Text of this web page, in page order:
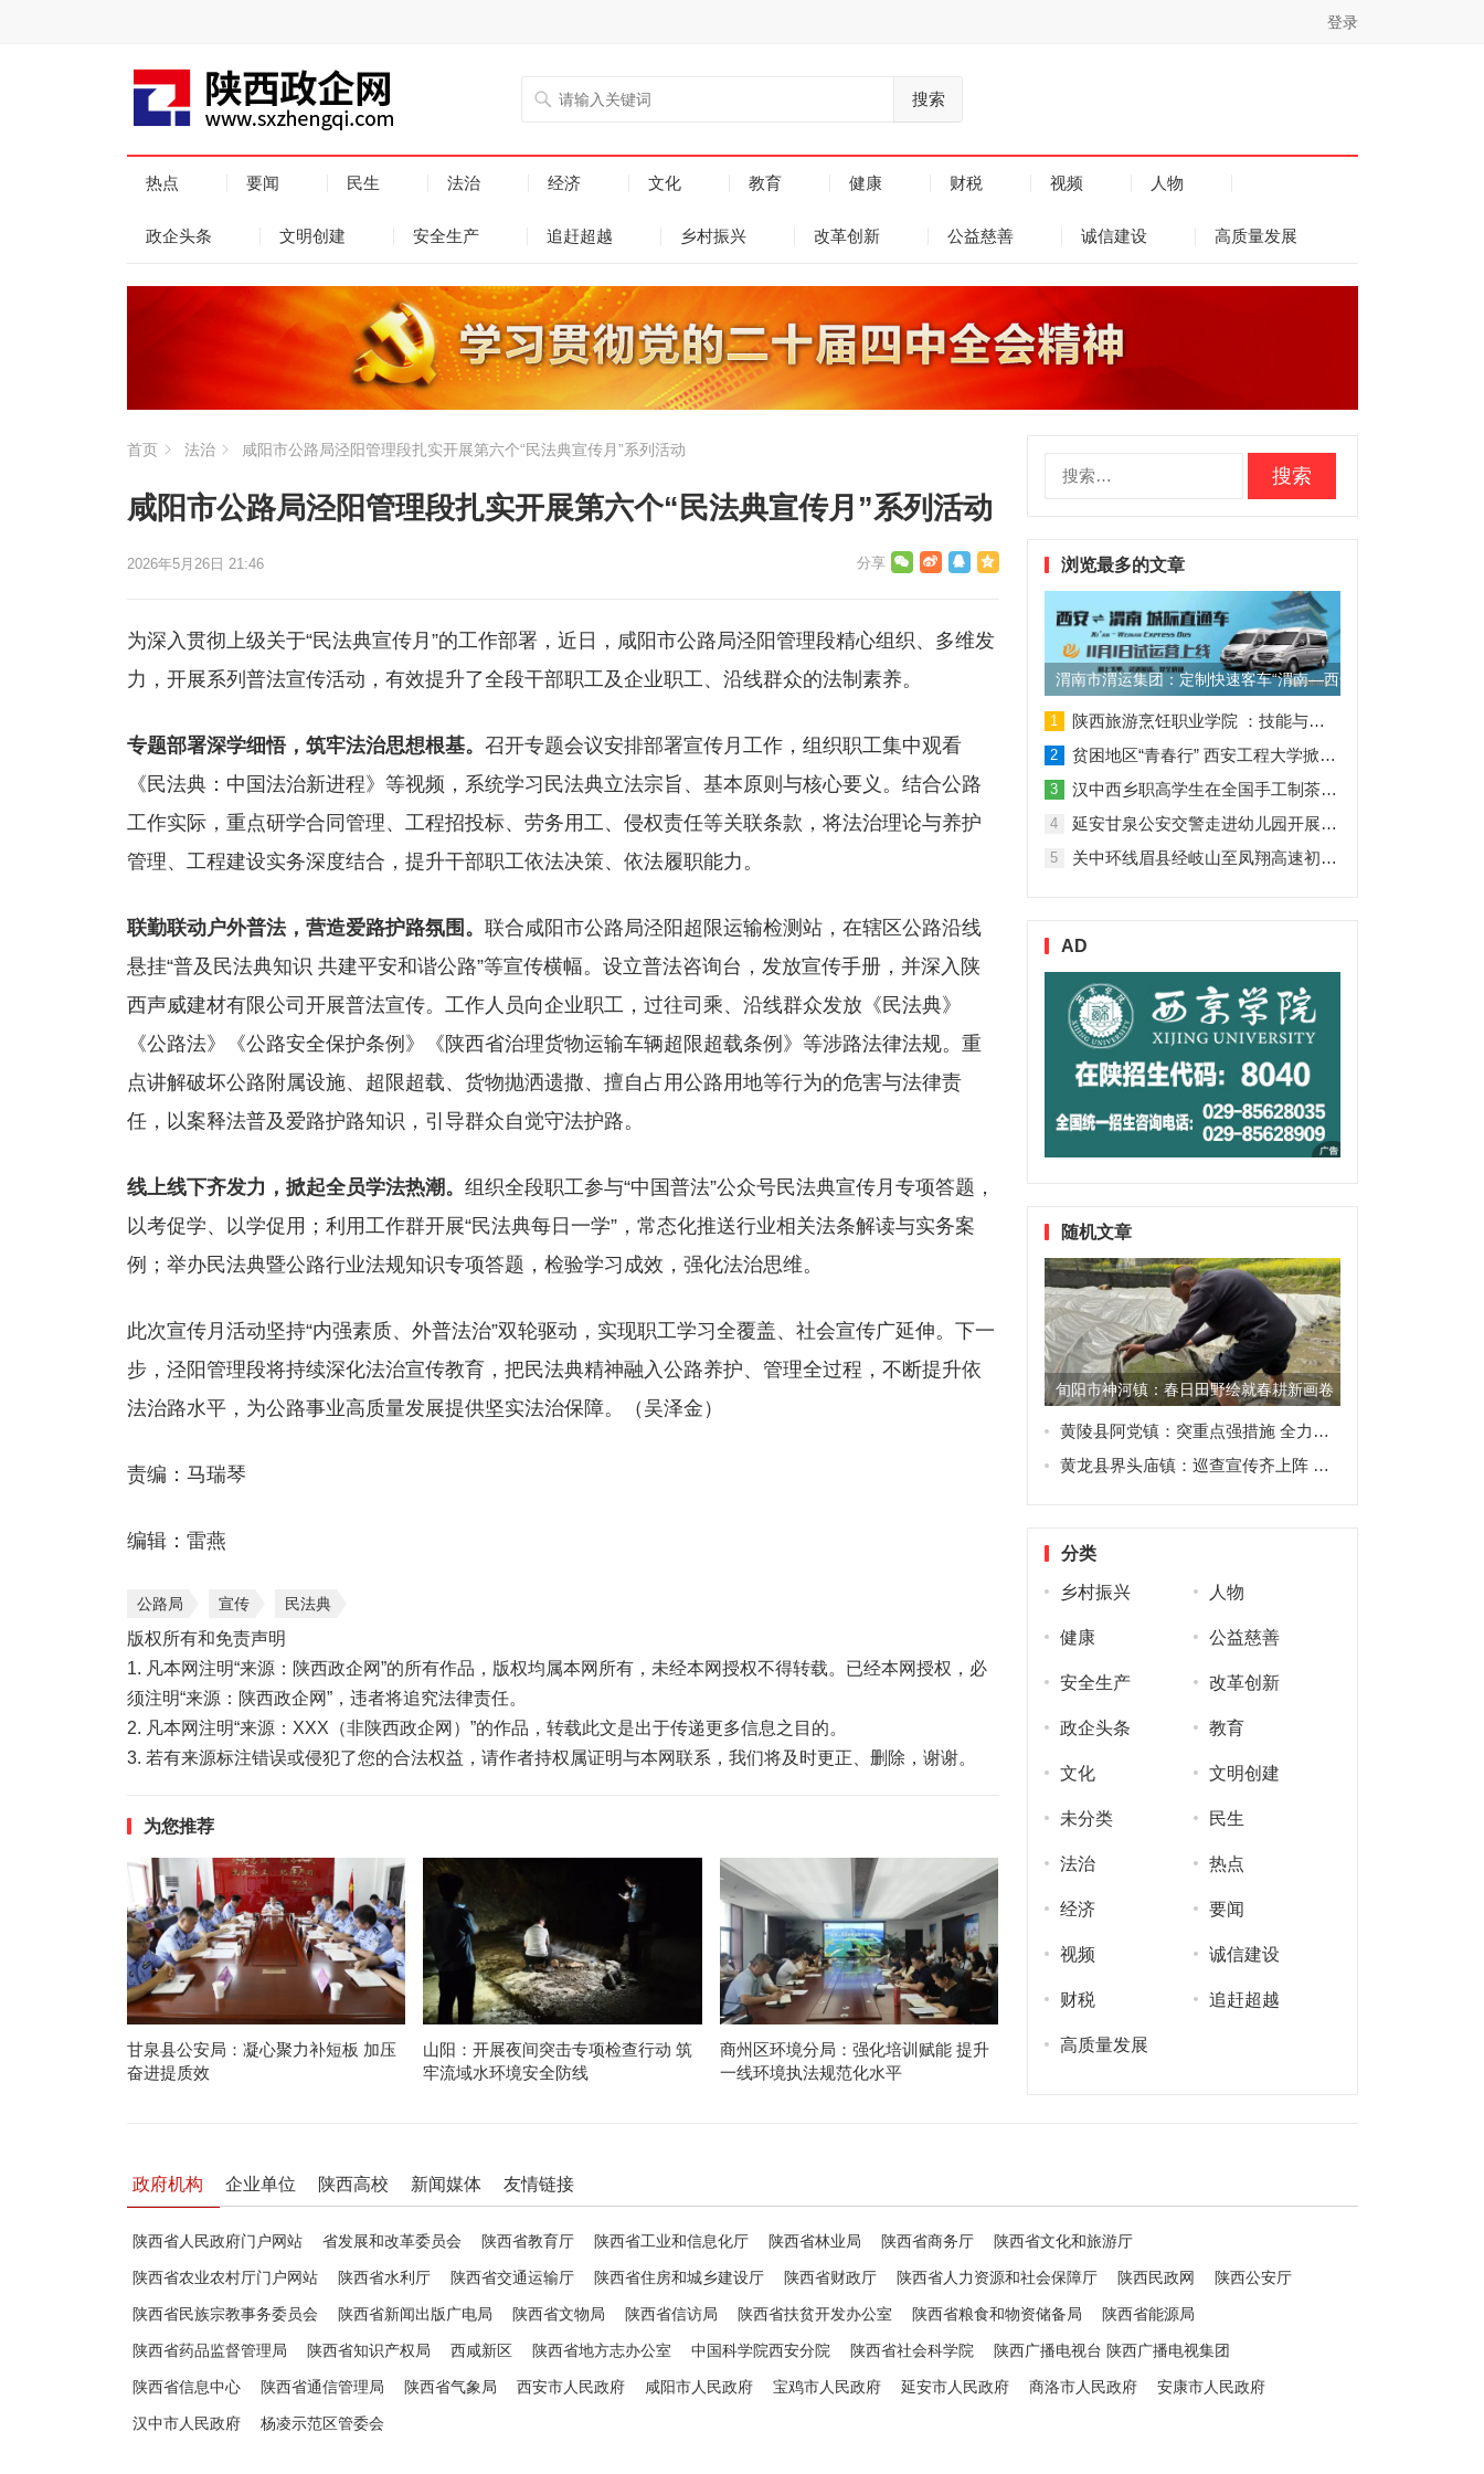
登录
搜索
热点 要闻 民生 法治 经济 文化 教育 健康 财税 视频 人物
政企头条 文明创建 安全生产 追赶超越 乡村振兴 改革创新 公益慈善 诚信建设 高质量发展
首页 法治 咸阳市公路局泾阳管理段扎实开展第六个“民法典宣传月”系列活动
咸阳市公路局泾阳管理段扎实开展第六个“民法典宣传月”系列活动
2026年5月26日 21:46
为深入贯彻上级关于“民法典宣传月”的工作部署，近日，咸阳市公路局泾阳管理段精心组织、多维发
力，开展系列普法宣传活动，有效提升了全段干部职工及企业职工、沿线群众的法制素养。
专题部署深学细悟，筑牢法治思想根基。 召开专题会议安排部署宣传月工作，组织职工集中观看
《民法典：中国法治新进程》等视频，系统学习民法典立法宗旨、基本原则与核心要义。结合公路
工作实际，重点研学合同管理、工程招投标、劳务用工、侵权责任等关联条款，将法治理论与养护
管理、工程建设实务深度结合，提升干部职工依法决策、依法履职能力。
联勤联动户外普法，营造爱路护路氛围。 联合咸阳市公路局泾阳超限运输检测站，在辖区公路沿线
悬挂“普及民法典知识 共建平安和谐公路”等宣传横幅。设立普法咨询台，发放宣传手册，并深入陕
西声威建材有限公司开展普法宣传。工作人员向企业职工，过往司乘、沿线群众发放《民法典》
《公路法》《公路安全保护条例》《陕西省治理货物运输车辆超限超载条例》等涉路法律法规。重
点讲解破坏公路附属设施、超限超载、货物抛洒遗撒、擅自占用公路用地等行为的危害与法律责
任，以案释法普及爱路护路知识，引导群众自觉守法护路。
线上线下齐发力，掀起全员学法热潮。 组织全段职工参与“中国普法”公众号民法典宣传月专项答题，
以考促学、以学促用；利用工作群开展“民法典每日一学”，常态化推送行业相关法条解读与实务案
例；举办民法典暨公路行业法规知识专项答题，检验学习成效，强化法治思维。
此次宣传月活动坚持“内强素质、外普法治”双轮驱动，实现职工学习全覆盖、社会宣传广延伸。下一
步，泾阳管理段将持续深化法治宣传教育，把民法典精神融入公路养护、管理全过程，不断提升依
法治路水平，为公路事业高质量发展提供坚实法治保障。（吴泽金）
责编：马瑞琴
编辑：雷燕
公路局 宣传 民法典
版权所有和免责声明
1. 凡本网注明“来源：陕西政企网”的所有作品，版权均属本网所有，未经本网授权不得转载。已经本网授权，必
须注明“来源：陕西政企网”，违者将追究法律责任。
2. 凡本网注明“来源：XXX（非陕西政企网）”的作品，转载此文是出于传递更多信息之目的。
3. 若有来源标注错误或侵犯了您的合法权益，请作者持权属证明与本网联系，我们将及时更正、删除，谢谢。
为您推荐
甘泉县公安局：凝心聚力补短板 加压
奋进提质效
山阳：开展夜间突击专项检查行动 筑
牢流域水环境安全防线
商州区环境分局：强化培训赋能 提升
一线环境执法规范化水平
浏览最多的文章
渭南市渭运集团：定制快速客车“渭南—西安”11月1日试运营
1 陕西旅游烹饪职业学院 ：技能与理论并行 人才与企业共赢
2 贫困地区“青春行” 西安工程大学掀起“扶贫热”
3 汉中西乡职高学生在全国手工制茶大赛中创佳绩
4 延安甘泉公安交警走进幼儿园开展交通安全专题讲座活动
5 关中环线眉县经岐山至凤翔高速初步设计获批！
AD
随机文章
旬阳市神河镇：春日田野绘就春耕新画卷
黄陵县阿党镇：突重点强措施 全力以赴抓好秋冬季农业农村工作
黄龙县界头庙镇：巡查宣传齐上阵 森林防火再发力
分类
乡村振兴 人物
健康 公益慈善
安全生产 改革创新
政企头条 教育
文化 文明创建
未分类 民生
法治 热点
经济 要闻
视频 诚信建设
财税 追赶超越
高质量发展
政府机构 企业单位 陕西高校 新闻媒体 友情链接
陕西省人民政府门户网站 省发展和改革委员会 陕西省教育厅 陕西省工业和信息化厅 陕西省林业局 陕西省商务厅 陕西省文化和旅游厅
陕西省农业农村厅门户网站 陕西省水利厅 陕西省交通运输厅 陕西省住房和城乡建设厅 陕西省财政厅 陕西省人力资源和社会保障厅 陕西民政网 陕西公安厅
陕西省民族宗教事务委员会 陕西省新闻出版广电局 陕西省文物局 陕西省信访局 陕西省扶贫开发办公室 陕西省粮食和物资储备局 陕西省能源局
陕西省药品监督管理局 陕西省知识产权局 西咸新区 陕西省地方志办公室 中国科学院西安分院 陕西省社会科学院 陕西广播电视台 陕西广播电视集团
陕西省信息中心 陕西省通信管理局 陕西省气象局 西安市人民政府 咸阳市人民政府 宝鸡市人民政府 延安市人民政府 商洛市人民政府 安康市人民政府
汉中市人民政府 杨凌示范区管委会